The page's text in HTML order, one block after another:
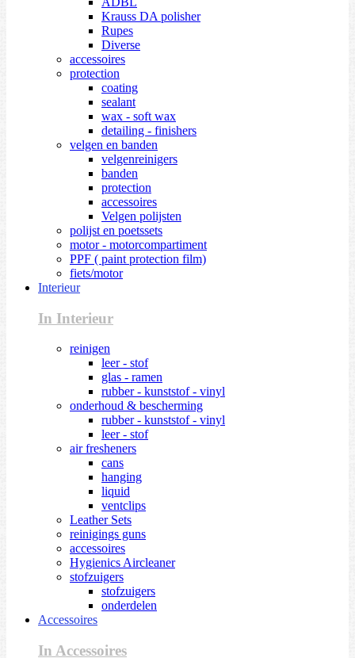
Krauss DA polisher
Rupes
Diverse
accessoires
protection
coating
sealant
wax - soft wax
detailing - finishers
velgen en banden
velgenreinigers
banden
protection
accessoires
Velgen polijsten
polijst en poetssets
motor - motorcompartiment
PPF ( paint protection film)
fiets/motor
Interieur
In Interieur
reinigen
leer - stof
glas - ramen
rubber - kunststof - vinyl
onderhoud & bescherming
rubber - kunststof - vinyl
leer - stof
air fresheners
cans
hanging
liquid
ventclips
Leather Sets
reinigings guns
accessoires
Hygienics Aircleaner
stofzuigers
stofzuigers
onderdelen
Accessoires
In Accessoires